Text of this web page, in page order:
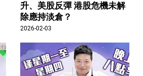
升、美股反彈 港股危機未解
除應持淡倉？
2026-02-03